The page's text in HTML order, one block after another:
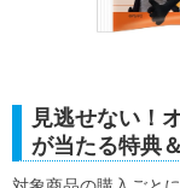
見逃せない！
が当たる特典